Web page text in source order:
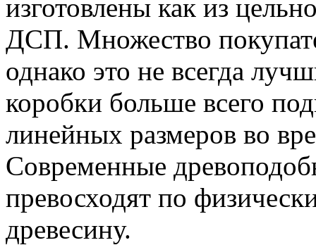
изготовлены как из
ДСП. Множество
однако это не всегда
коробки больше всего
линейных размеров во
Современные
превосходят по
древесину.